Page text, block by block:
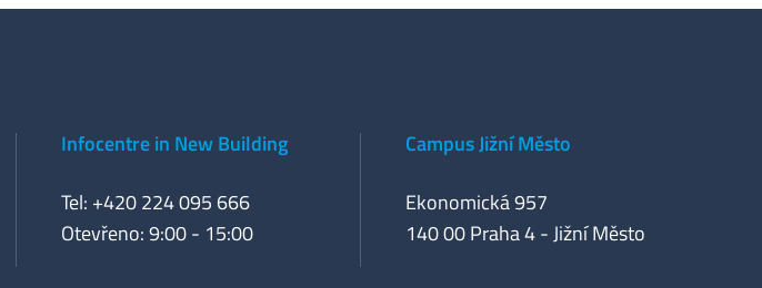
Infocentre in New Building
Tel: +420 224 095 666
Otevřeno: 9:00 - 15:00
Campus Jižní Město
Ekonomická 957
140 00 Praha 4 - Jižní Město